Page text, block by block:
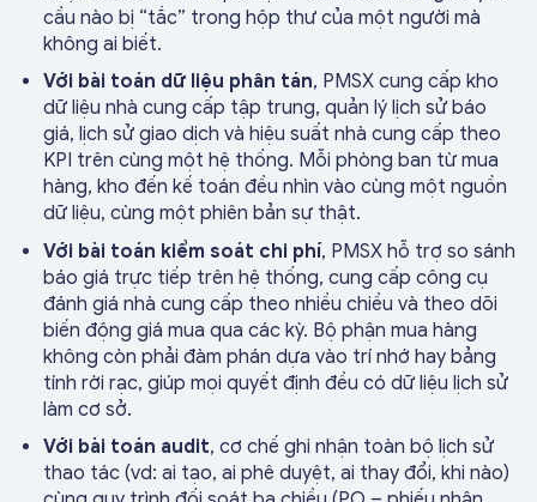
cầu nào bị “tắc” trong hộp thư của một người mà
không ai biết.
Với bài toán dữ liệu phân tán, PMSX cung cấp kho
dữ liệu nhà cung cấp tập trung, quản lý lịch sử báo
giá, lịch sử giao dịch và hiệu suất nhà cung cấp theo
KPI trên cùng một hệ thống. Mỗi phòng ban từ mua
hàng, kho đến kế toán đều nhìn vào cùng một nguồn
dữ liệu, cùng một phiên bản sự thật.
Với bài toán kiểm soát chi phí, PMSX hỗ trợ so sánh
báo giá trực tiếp trên hệ thống, cung cấp công cụ
đánh giá nhà cung cấp theo nhiều chiều và theo dõi
biến động giá mua qua các kỳ. Bộ phận mua hàng
không còn phải đàm phán dựa vào trí nhớ hay bảng
tính rời rạc, giúp mọi quyết định đều có dữ liệu lịch sử
làm cơ sở.
Với bài toán audit, cơ chế ghi nhận toàn bộ lịch sử
thao tác (vd: ai tạo, ai phê duyệt, ai thay đổi, khi nào)